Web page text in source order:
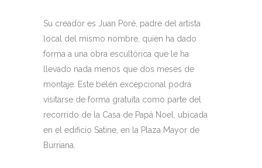
Su creador es Juan Poré, padre del artista
local del mismo nombre, quien ha dado
forma a una obra escultórica que le ha
llevado nada menos que dos meses de
montaje. Este belén excepcional podrá
visitarse de forma gratuita como parte del
recorrido de la Casa de Papá Noel, ubicada
en el edificio Satine, en la Plaza Mayor de
Burriana.